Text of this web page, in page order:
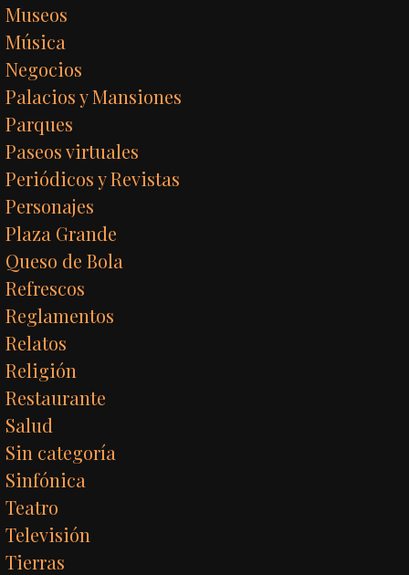
Museos
Música
Negocios
Palacios y Mansiones
Parques
Paseos virtuales
Periódicos y Revistas
Personajes
Plaza Grande
Queso de Bola
Refrescos
Reglamentos
Relatos
Religión
Restaurante
Salud
Sin categoría
Sinfónica
Teatro
Televisión
Tierras